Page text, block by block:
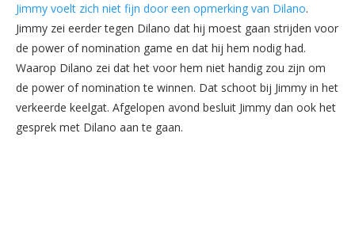
Jimmy voelt zich niet fijn door een opmerking van Dilano.
Jimmy zei eerder tegen Dilano dat hij moest gaan strijden voor
de power of nomination game en dat hij hem nodig had.
Waarop Dilano zei dat het voor hem niet handig zou zijn om
de power of nomination te winnen. Dat schoot bij Jimmy in het
verkeerde keelgat. Afgelopen avond besluit Jimmy dan ook het
gesprek met Dilano aan te gaan.